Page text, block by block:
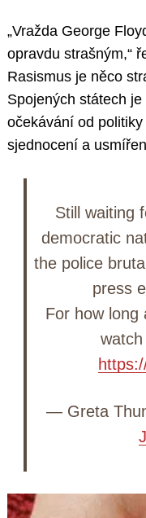
„Vražda George
opravdu strašným,“
Rasismus je něco
Spojených státech
očekávání od
sjednocení a
Still waiting
democratic
the police
press
For how long
— Greta